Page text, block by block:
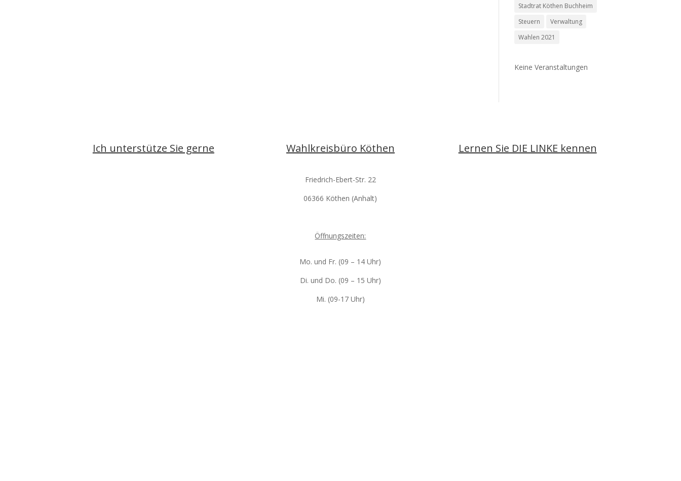
Stadtrat Köthen Buchheim
Steuern
Verwaltung
Wahlen 2021
Keine Veranstaltungen
Ich unterstütze Sie gerne Wahlkreisbüro Köthen
Friedrich-Ebert-Str. 22
06366 Köthen (Anhalt)
Öffnungszeiten:
Mo. und Fr. (09 – 14 Uhr)
Di. und Do. (09 – 15 Uhr)
Mi. (09-17 Uhr)
Lernen Sie DIE LINKE kennen